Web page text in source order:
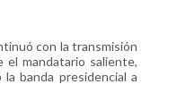
con la transmisión
el mandatario saliente,
banda presidencial a